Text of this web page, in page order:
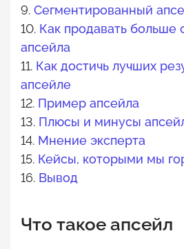
9. Сегментированный
10. Как продавать
апсейла
11. Как достичь лучших
апсейле
12. Пример апсейла
13. Плюсы и минусы
14. Мнение эксперта
15. Кейсы, которыми мы
16. Вывод
Что такое апсейл